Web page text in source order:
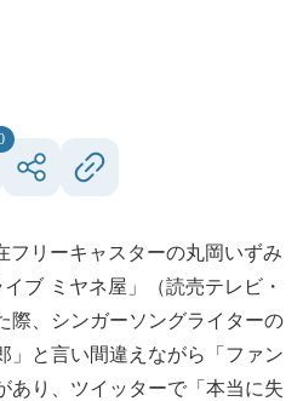
リーキャスターの丸岡いずみ
ブ ミヤネ屋」（読売テレビ・
際、シンガーソングライターの
」と言い間違えながら「ファン
あり、ツイッターで「本当に失